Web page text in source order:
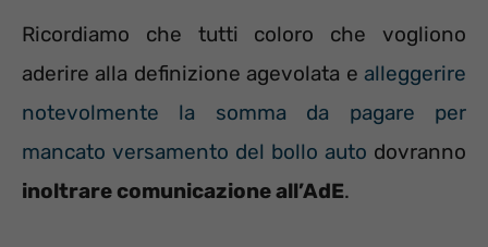
Ricordiamo che tutti coloro che vogliono
aderire alla definizione agevolata e alleggerire
notevolmente la somma da pagare per
mancato versamento del bollo auto dovranno
inoltrare comunicazione all’AdE.